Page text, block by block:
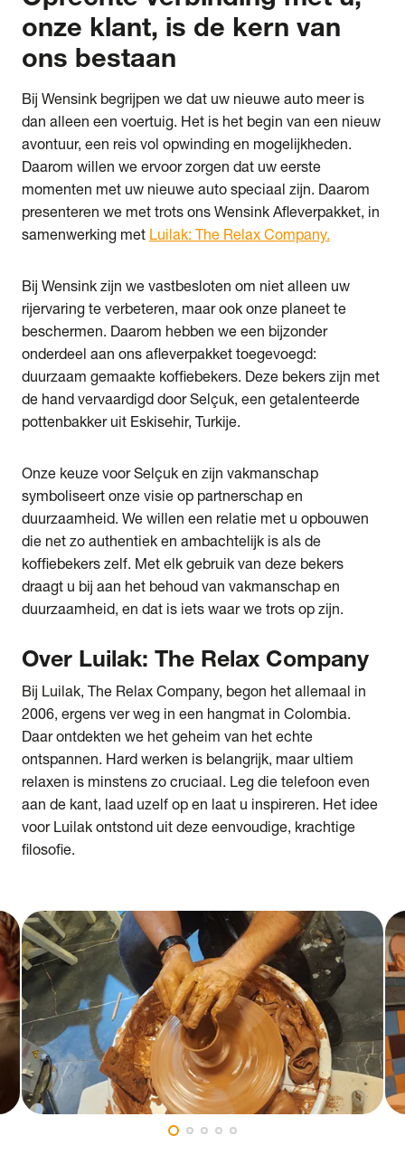
onze klant, is de kern van
ons bestaan
Bij Wensink begrijpen we dat uw nieuwe auto meer is
dan alleen een voertuig. Het is het begin van een nieuw
avontuur, een reis vol opwinding en mogelijkheden.
Daarom willen we ervoor zorgen dat uw eerste
momenten met uw nieuwe auto speciaal zijn. Daarom
presenteren we met trots ons Wensink Afleverpakket, in
samenwerking met Luilak: The Relax Company.
Bij Wensink zijn we vastbesloten om niet alleen uw
rijervaring te verbeteren, maar ook onze planeet te
beschermen. Daarom hebben we een bijzonder
onderdeel aan ons afleverpakket toegevoegd:
duurzaam gemaakte koffiebekers. Deze bekers zijn met
de hand vervaardigd door Selçuk, een getalenteerde
pottenbakker uit Eskisehir, Turkije.
Onze keuze voor Selçuk en zijn vakmanschap
symboliseert onze visie op partnerschap en
duurzaamheid. We willen een relatie met u opbouwen
die net zo authentiek en ambachtelijk is als de
koffiebekers zelf. Met elk gebruik van deze bekers
draagt u bij aan het behoud van vakmanschap en
duurzaamheid, en dat is iets waar we trots op zijn.
Over Luilak: The Relax Company
Bij Luilak, The Relax Company, begon het allemaal in
2006, ergens ver weg in een hangmat in Colombia.
Daar ontdekten we het geheim van het echte
ontspannen. Hard werken is belangrijk, maar ultiem
relaxen is minstens zo cruciaal. Leg die telefoon even
aan de kant, laad uzelf op en laat u inspireren. Het idee
voor Luilak ontstond uit deze eenvoudige, krachtige
filosofie.